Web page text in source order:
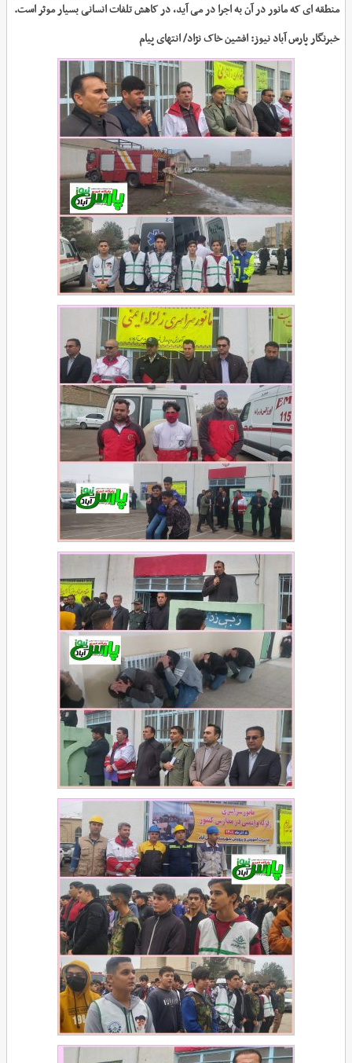
منطقه ای که مانور در آن به اجرا در می آید، در کاهش تلفات انسانی بسیار موثر است.
خبرنگار پارس آباد نیوز: افشین خاک نژاد/ انتهای پیام